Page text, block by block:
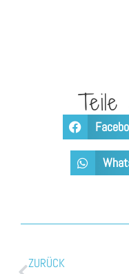
Teile
ZURÜCK